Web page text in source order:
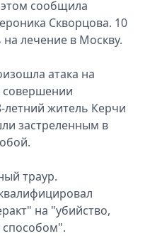
сообщила
Скворцова. 10
лечение в Москву.
атака на
совершении
летний житель Керчи
застреленным в
траур.
на "убийство,